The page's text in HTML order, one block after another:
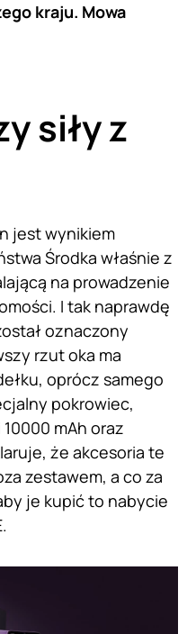
kraju. Mowa
siły z
jest wynikiem
Środka właśnie z
na prowadzenie
I tak naprawdę
oznaczony
rzut oka ma
oprócz samego
pokrowiec,
mAh oraz
że akcesoria te
zestawem, a co za
je kupić to nabycie